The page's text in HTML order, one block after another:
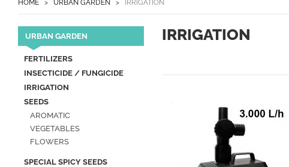
HOME URBAN GARDEN IRRIGATION
URBAN GARDEN
FERTILIZERS
INSECTICIDE / FUNGICIDE
IRRIGATION
SEEDS
AROMATIC
VEGETABLES
FLOWERS
SPECIAL SPICY SEEDS
IRRIGATION